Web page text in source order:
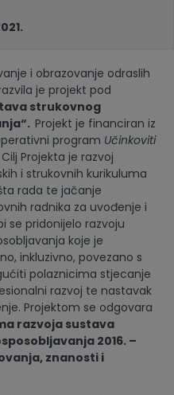
i obrazovanje odraslih
je projekt pod
strukovnog
Projekt je financiran iz
program Učinkoviti
Cilj Projekta je razvoj
i strukovnih kurikuluma
rada te jačanje
radnika za uvođenje i
se pridonijelo razvoju
koje je
inkluzivno, povezano s
polaznicima stjecanje
razvoj te nastavak
Projektom se odgovara
razvoja sustava
2016. –
znanosti i